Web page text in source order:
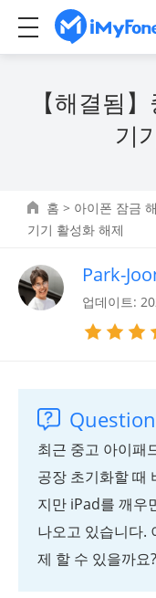
【해결됨
기
홈 > 아이폰 잠금
기기 활성화 해제
Park-
업데이트:
Question
최근 중고 아이패
공장 초기화할 때
지만 iPad를 깨우
나오고 있습니다.
제 할 수 있을까요?